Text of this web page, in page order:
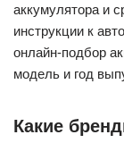
аккумулятора и
инструкции к
онлайн-подбор
модель и год
Какие